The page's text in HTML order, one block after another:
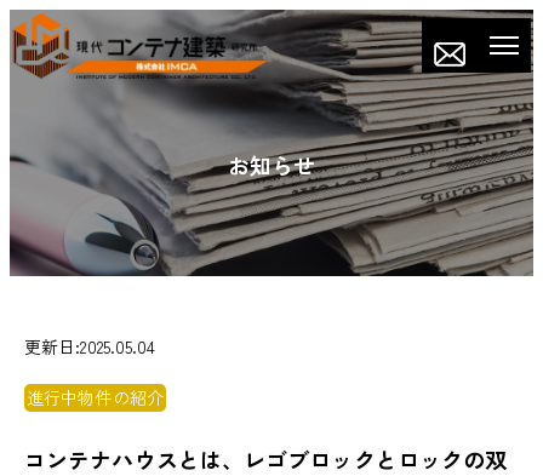
お知らせ
更新日:2025.05.04
進行中物件の紹介
コンテナハウスとは、レゴブロックとロックの双